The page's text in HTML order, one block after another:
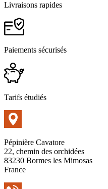
Livraisons rapides
Paiements sécurisés
Tarifs étudiés
Pépinière Cavatore
22, chemin des orchidées
83230 Bormes les Mimosas
France